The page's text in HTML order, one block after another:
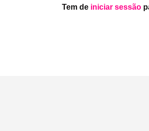
Tem de iniciar sessão